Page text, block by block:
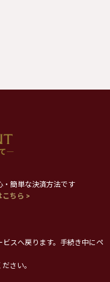
簡単な決済方法です
こちら >
スへ戻ります。手続き中にペ
さい。